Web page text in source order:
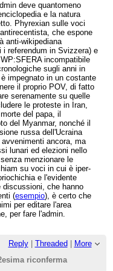
deve quantomeno
e la natura
Phyrexian sulle voci
che espone
anti-wikipediana
referendum in Svizzera) e
incompatibile
sugli anni in
impegnato in un costante
il proprio POV, di fatto
serenamente su quelle
le proteste in Iran,
del papa, il
del Myanmar, nonché il
russa dell'Ucraina
ancora, ma
lunari ed elezioni nello
menzionare le
su voci in cui è iper-
e l'evidente
discussioni, che hanno
(esempio), è certo che
per editare l'area
per fare l'admin.
Reply| Threaded | More
riconferma